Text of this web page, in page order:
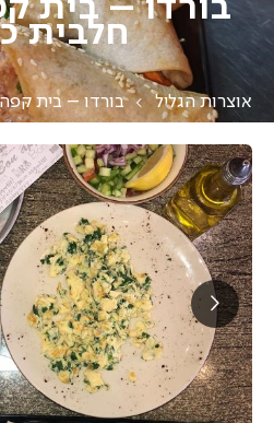
בורדו – בית
חלבית
אוצרות הגליל בורדו – בית